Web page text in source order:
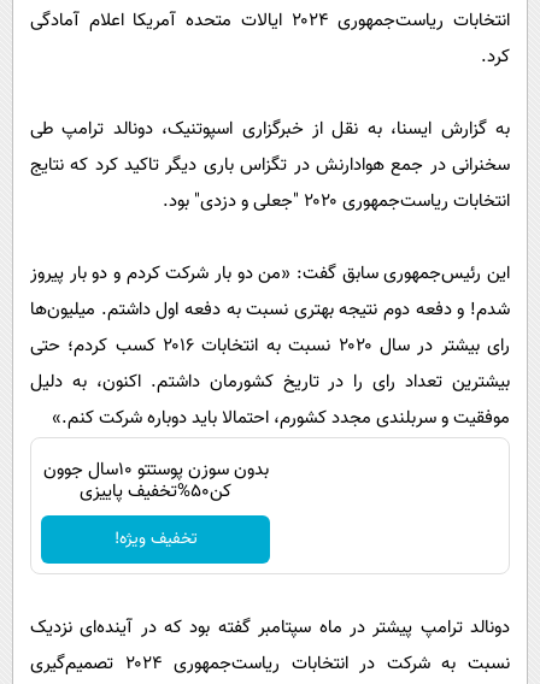
سرگرمی
حوادث
محیط زیست
فرهنگی
بین الملل
حیات وحش
دانلود
انتخابات ریاست‌جمهوری ۲۰۲۴ ایالات متحده آمریکا اعلام آمادگی
کرد.
به گزارش ایسنا، به نقل از خبرگزاری اسپوتنیک، دونالد ترامپ طی
سخنرانی در جمع هوادارنش در تگزاس باری دیگر تاکید کرد که نتایج
انتخابات ریاست‌جمهوری ۲۰۲۰ "جعلی و دزدی" بود.
این رئیس‌جمهوری سابق گفت: «من دو بار شرکت کردم و دو بار پیروز
شدم! و دفعه دوم نتیجه بهتری نسبت به دفعه اول داشتم. میلیون‌ها
رای بیشتر در سال ۲۰۲۰ نسبت به انتخابات ۲۰۱۶ کسب کردم؛ حتی
بیشترین تعداد رای را در تاریخ کشورمان داشتم. اکنون، به دلیل
موفقیت و سربلندی مجدد کشورم، احتمالا باید دوباره شرکت کنم.»
بدون سوزن پوستتو 10سال جوون
کن50%تخفیف پاییزی
تخفیف ویژه!
دونالد ترامپ پیشتر در ماه سپتامبر گفته بود که در آینده‌ای نزدیک
نسبت به شرکت در انتخابات ریاست‌جمهوری ۲۰۲۴ تصمیم‌گیری